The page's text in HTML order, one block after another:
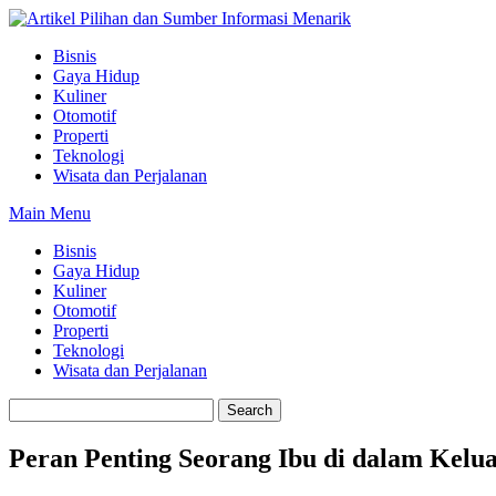
Skip
contentBisnis
Gaya Hidup
Kuliner
Otomotif
Properti
Teknologi
Wisata dan Perjalanan
Main Menu
Bisnis
Gaya Hidup
Kuliner
Otomotif
Properti
Teknologi
Wisata dan Perjalanan
Peran Penting Seorang Ibu di dalam